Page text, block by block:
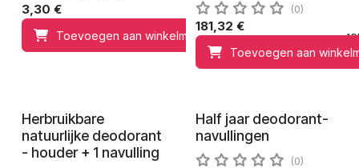
3,30 €
Toevoegen aan winkelmandje
(0)
181,32 €
Toevoegen aan
In bespreking1,99€to charity
Herbruikbare
natuurlijke deodorant
- houder + 1 navulling
In bespreking5,10€to charity
Half jaar deodorant-
navullingen
(0)